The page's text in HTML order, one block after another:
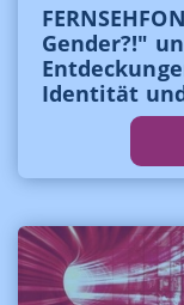
Gender?!"
Identität